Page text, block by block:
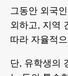
그동안 외국
외하고, 지역
따라 자율적
단, 유학생의